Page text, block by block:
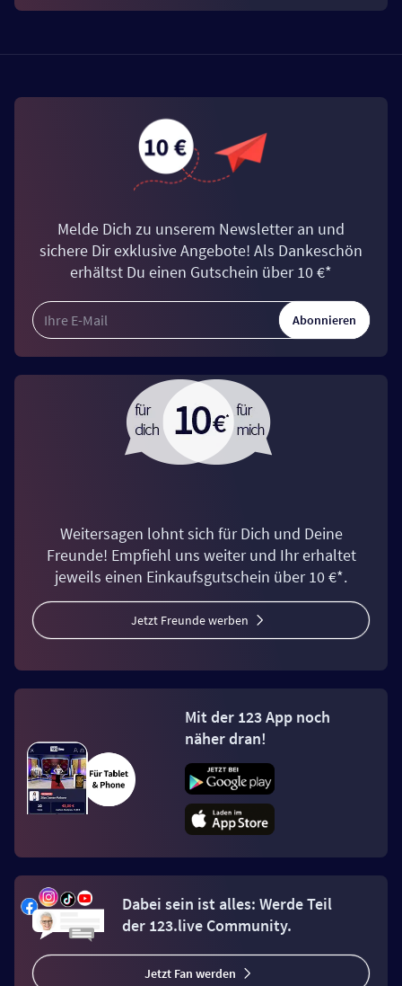
Melde Dich zu unserem Newsletter an und
sichere Dir exklusive Angebote! Als Dankeschön
erhältst Du einen Gutschein über 10 €*
Abonnieren
Weitersagen lohnt sich für Dich und Deine
Freunde! Empfiehl uns weiter und Ihr erhaltet
jeweils einen Einkaufsgutschein über 10 €*.
Jetzt Freunde werben
Mit der 123 App noch
näher dran!
Dabei sein ist alles: Werde Teil
der 123.live Community.
Jetzt Fan werden